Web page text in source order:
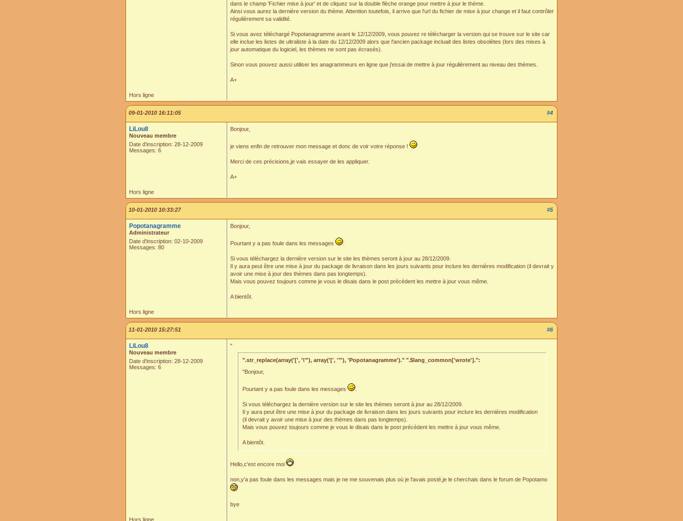
dans le champ 'Fichier mise à jour' et de cliquez sur la double flèche orange pour mettre à jour le thème.
Ainsi vous aurez la dernière version du thème. Attention toutefois, il arrive que l'url du fichier de mise à jour change et il faut contrôler
régulièrement sa validité.
Si vous avez téléchargé Popotanagramme avant le 12/12/2009, vous pouvez re télécharger la version qui se trouve sur le site car
elle inclue les listes de ultraliste à la date du 12/12/2009 alors que l'ancien package incluait des listes obsolètes (lors des mises à
jour automatique du logiciel, les thèmes ne sont pas écrasés).
Sinon vous pouvez aussi utiliser les anagrammeurs en ligne que j'essai de mettre à jour régulièrement au niveau des thèmes.
A+
Hors ligne
#4
09-01-2010 16:11:05
LiLou8
Nouveau membre
Date d'inscription: 28-12-2009
Messages: 6
Bonjour,
je viens enfin de retrouver mon message et donc de voir votre réponse !
Merci de ces précisions,je vais essayer de les appliquer.
A+
Hors ligne
#5
10-01-2010 10:33:27
Popotanagramme
Administrateur
Date d'inscription: 02-10-2009
Messages: 80
Bonjour,
Pourtant y a pas foule dans les messages
Si vous téléchargez la dernière version sur le site les thèmes seront à jour au 28/12/2009.
Il y aura peut être une mise à jour du package de livraison dans les jours suivants pour inclure les dernières modification (il devrait y
avoir une mise à jour des thèmes dans pas longtemps).
Mais vous pouvez toujours comme je vous le disais dans le post précédent les mettre à jour vous même.
A bientôt.
Hors ligne
#6
11-01-2010 15:27:51
LiLou8
Nouveau membre
Date d'inscription: 28-12-2009
Messages: 6
"
".str_replace(array('[', '\"'), array('[', '"'), 'Popotanagramme')." ".$lang_common['wrote'].":
"Bonjour,
Pourtant y a pas foule dans les messages
Si vous téléchargez la dernière version sur le site les thèmes seront à jour au 28/12/2009.
Il y aura peut être une mise à jour du package de livraison dans les jours suivants pour inclure les dernières modification
(il devrait y avoir une mise à jour des thèmes dans pas longtemps).
Mais vous pouvez toujours comme je vous le disais dans le post précédent les mettre à jour vous même.
A bientôt.
Hello,c'est encore moi
non,y'a pas foule dans les messages mais je ne me souvenais plus où je l'avais posté,je le cherchais dans le forum de Popotamo
bye
Hors ligne